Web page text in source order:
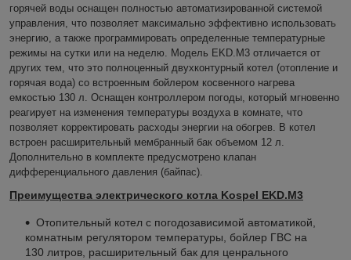
горячей воды оснащен полностью автоматизированной системой
управления, что позволяет максимально эффективно использовать
энергию, а также программировать определенные температурные
режимы на сутки или на неделю. Модель EKD.M3 отличается от
других тем, что это полноценный двухконтурный котел (отопление и
горячая вода) со встроенным бойлером косвенного нагрева
емкостью 130 л. Оснащен контроллером погоды, который мгновенно
реагирует на изменения температуры воздуха в комнате, что
позволяет корректировать расходы энергии на обогрев. В котел
встроен расширительный мембранный бак объемом 12 л.
Дополнительно в комплекте предусмотрено клапан
дифференциального давления (байпас).
Преимущества электрического котла Kospel EKD.M3
Отопительный котел с погодозависимой автоматикой,
комнатным регулятором температуры, бойлер ГВС на
130 литров, расширительный бак для ценрального